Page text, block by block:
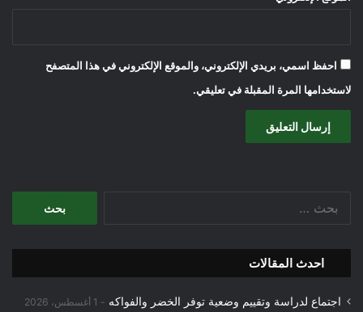
احفظ اسمي، بريدي الإلكتروني، والموقع الإلكتروني في هذا المتصفح
لاستخدامها المرة المقبلة في تعليقي.
احدث المقالات
اجتماع لدراسة وتقييم وضعية توفر الخضر والفواكه 1 أغسطس، 2026